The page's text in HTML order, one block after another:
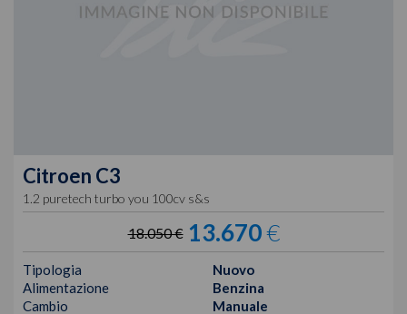
Citroen C3
1.2 puretech turbo you 100cv s&s
18.050 € 13.670€
Tipologia
Nuovo
Alimentazione
Benzina
Cambio
Manuale